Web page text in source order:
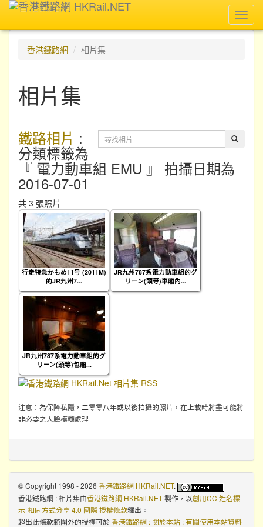
香港鐵路網
相片集
相片集
鐵路相片 :
分類標籤為
『 電力動車組 EMU 』 拍攝日期為
2016-07-01
共 3 張照片
行走特急かもめ11号 (2011M)
的JR九州7...
JR九州787系電力動車組的グ
リーン(頭等)車廂內...
JR九州787系電力動車組的グ
リーン(頭等)包廂...
注意：為保障私隱，二零零八年或以後拍攝的照片，在上載時將盡可能將
非必要之人臉模糊處理
© Copyright 1998 - 2026 香港鐵路網 HKRail.NET.
香港鐵路網 : 相片集由香港鐵路網 HKRail.NET製作，以創用CC 姓名標
示-相同方式分享 4.0 國際 授權條款釋出。
超出此條款範圍外的授權可於香港鐵路網 : 關於本站 : 有關使用本站資料